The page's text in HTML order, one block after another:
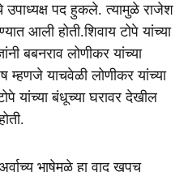
पद हुकले. त्यामुळे राजेश
आली होती.शिवाय टोपे यांच्या
बबनराव लोणीकर यांच्या
म्हणजे याचवेळी लोणीकर यांच्या
यांच्या बंधूच्या घरावर देखील
भाषेमुळे हा वाद खुपच